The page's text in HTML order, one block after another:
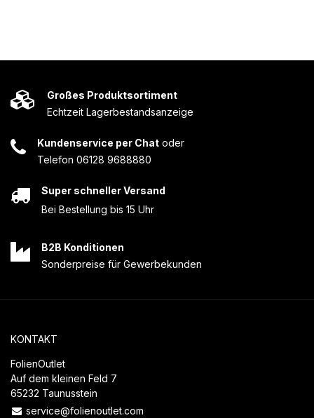
Großes Produktsortiment
Echtzeit Lagerbestandsanzeige
Kundenservice per Chat oder
Telefon 06128 9688880
Super schneller Versand
Bei Bestellung bis 15 Uhr
B2B Konditionen
Sonderpreise für Gewerbekunden
KONTAKT
FolienOutlet
Auf dem kleinen Feld 7
65232 Taunusstein
service@folienoutlet.com